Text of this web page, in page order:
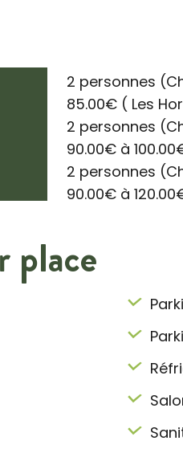
2 personnes
85.00€ ( Les
2 personnes
90.00€ à
2 personnes
90.00€ à
place